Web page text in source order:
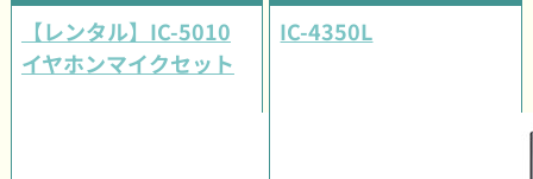
【レンタル】IC-5010
イヤホンマイクセット
IC-4350L